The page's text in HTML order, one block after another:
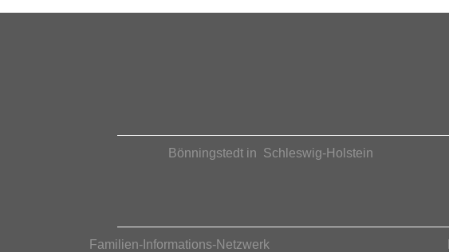
Bönningstedt in Schleswig-Holstein
Familien-Informations-Netzwerk